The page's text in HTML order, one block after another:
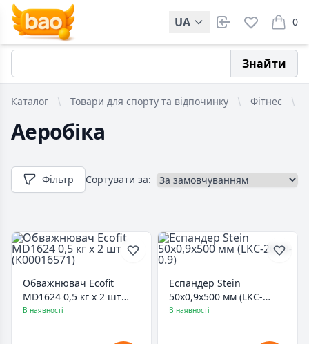
UA 0
items
Знайти
Каталог Товари для спорту та відпочинку Фітнес
Аеробіка
Фільтр Сортувати за:
Обважнювач Ecofit
MD1624 0,5 кг x 2 шт
(К00016571)
В наявності
Еспандер Stein
50х0,9х500 мм (LKC-
2010-0.9)
В наявності